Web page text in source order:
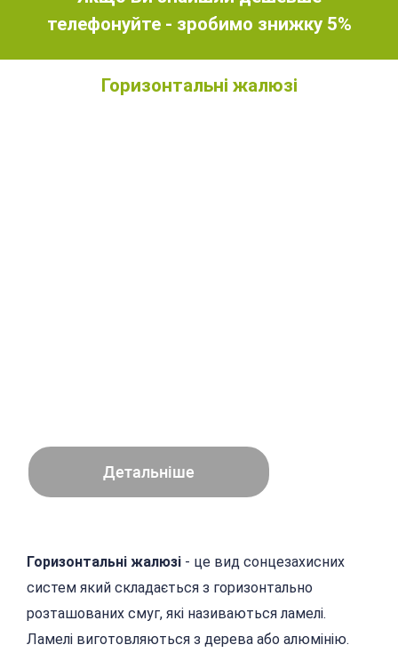
телефонуйте - зробимо знижку 5%
Горизонтальні жалюзі
Детальніше
Горизонтальні жалюзі - це вид сонцезахисних
систем який складається з горизонтально
розташованих смуг, які називаються ламелі.
Ламелі виготовляються з дерева або алюмінію.